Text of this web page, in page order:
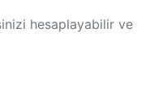
hesaplayabilir ve